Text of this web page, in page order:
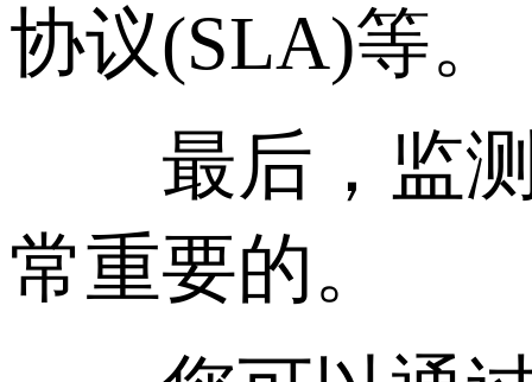
协议(SLA)等。
最后，监测
常重要的。